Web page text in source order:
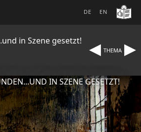
EN
DE
in Szene gesetzt! ◂ THEMA ▸
IN SZENE GESETZT!